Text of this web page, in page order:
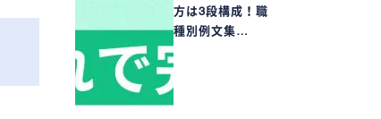
方は3段構成！職
種別例文集…